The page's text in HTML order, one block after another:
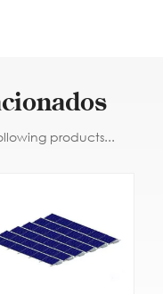
products...